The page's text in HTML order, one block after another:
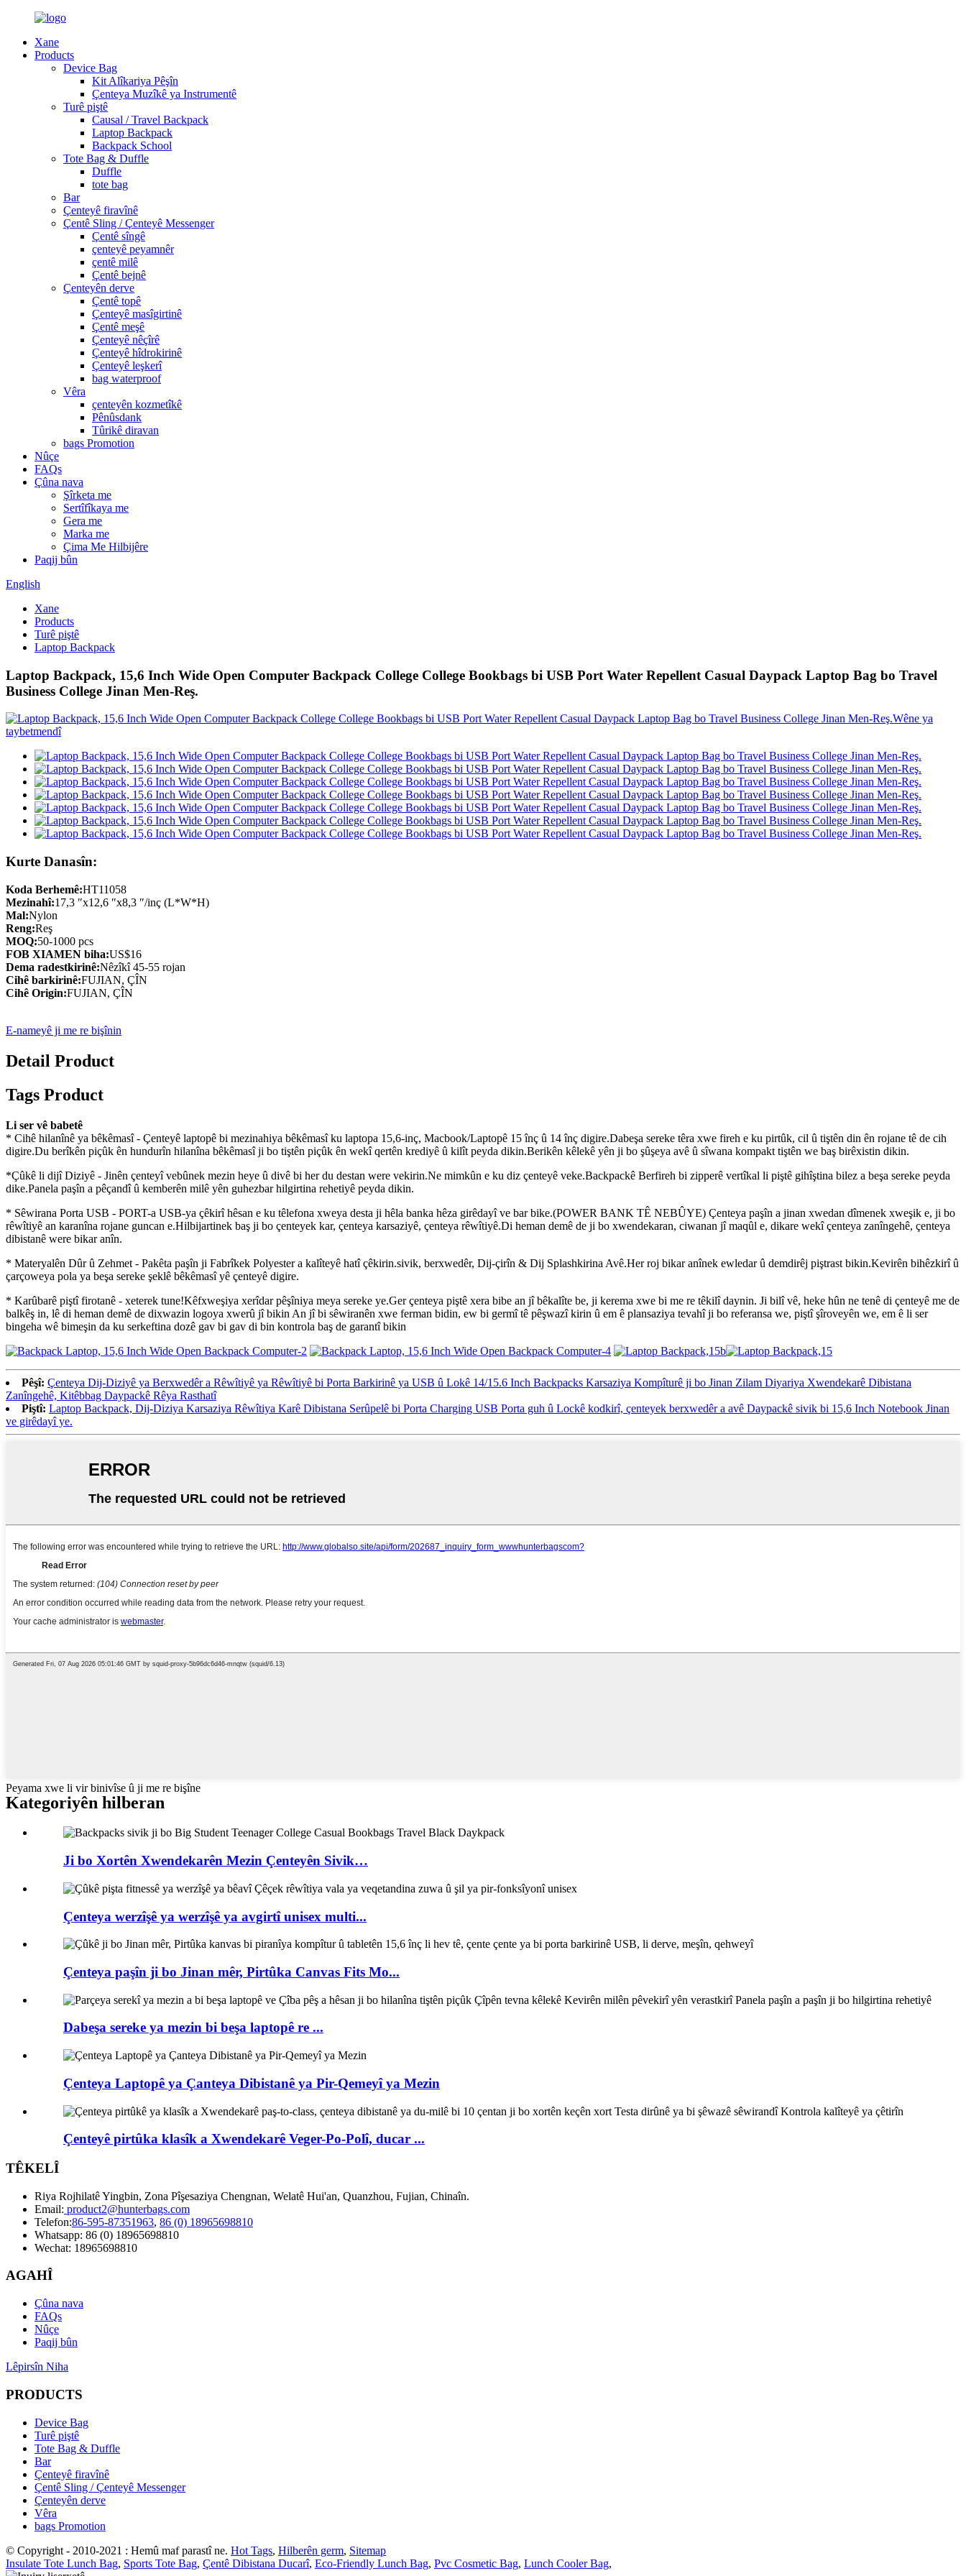
Xane
Products
Device Bag
Kit Alîkariya Pêşîn
Çenteya Muzîkê ya Instrumentê
Turê piştê
Causal / Travel Backpack
Laptop Backpack
Backpack School
Tote Bag & Duffle
Duffle
tote bag
Bar
Çenteyê firavînê
Çentê Sling / Çenteyê Messenger
Çentê sîngê
çenteyê peyamnêr
çentê milê
Çentê bejnê
Çenteyên derve
Çentê topê
Çenteyê masîgirtinê
Çentê meşê
Çenteyê nêçîrê
Çenteyê hîdrokirinê
Çenteyê leşkerî
bag waterproof
Vêra
çenteyên kozmetîkê
Pênûsdank
Tûrikê diravan
bags Promotion
Nûçe
FAQs
Çûna nava
Şîrketa me
Sertîfîkaya me
Gera me
Marka me
Çima Me Hilbijêre
Paqij bûn
English
Xane
Products
Turê piştê
Laptop Backpack
Laptop Backpack, 15,6 Inch Wide Open Computer Backpack College College Bookbags bi USB Port Water Repellent Casual Daypack Laptop Bag bo Travel
Business College Jinan Men-Reş.
Kurte Danasîn:
Koda Berhemê:HT11058
Mezinahî:17,3 ″x12,6 ″x8,3 ″/inç (L*W*H)
Mal:Nylon
Reng:Reş
MOQ:50-1000 pcs
FOB XIAMEN biha:US$16
Dema radestkirinê:Nêzîkî 45-55 rojan
Cihê barkirinê:FUJIAN, ÇÎN
Cihê Origin:FUJIAN, ÇÎN
E-nameyê ji me re bişînin
Detail Product
Tags Product
Li ser vê babetê
* Cihê hilanînê ya bêkêmasî - Çenteyê laptopê bi mezinahiya bêkêmasî ku laptopa 15,6-inç, Macbook/Laptopê 15 înç û 14 înç digire.Dabeşa sereke têra xwe fireh e ku pirtûk, cil û tiştên din ên rojane tê de cih
digire.Du berîkên piçûk ên hundurîn hilanîna bêkêmasî ji bo tiştên piçûk ên wekî qertên krediyê û kilît peyda dikin.Berikên kêlekê yên ji bo şûşeya avê û sîwana kompakt tiştên we baş birêxistin dikin.
*Çûkê li dijî Diziyê - Jinên çenteyî vebûnek mezin heye û divê bi her du destan were vekirin.Ne mimkûn e ku diz çenteyê veke.Backpackê Berfireh bi zipperê vertîkal li piştê gihîştina bilez a beşa sereke peyda
dike.Panela paşîn a pêçandî û kemberên milê yên guhezbar hilgirtina rehetiyê peyda dikin.
* Sêwirana Porta USB - PORT-a USB-ya çêkirî hêsan e ku têlefona xweya desta ji hêla banka hêza girêdayî ve bar bike.(POWER BANK TÊ NEBÛYE) Çenteya paşîn a jinan xwedan dîmenek xweşik e, ji bo
rêwîtiyê an karanîna rojane guncan e.Hilbijartinek baş ji bo çenteyek kar, çenteya karsaziyê, çenteya rêwîtiyê.Di heman demê de ji bo xwendekaran, ciwanan jî maqûl e, dikare wekî çenteya zanîngehê, çenteya
dibistanê were bikar anîn.
* Materyalên Dûr û Zehmet - Pakêta paşîn ji Fabrîkek Polyester a kalîteyê hatî çêkirin.sivik, berxwedêr, Dij-çirîn & Dij Splashkirina Avê.Her roj bikar anînek ewledar û demdirêj piştrast bikin.Kevirên bihêzkirî û
çarçoweya pola ya beşa sereke şeklê bêkêmasî yê çenteyê digire.
* Karûbarê piştî firotanê - xeterek tune!Kêfxweşiya xerîdar pêşîniya meya sereke ye.Ger çenteya piştê xera bibe an jî bêkalîte be, ji kerema xwe bi me re têkilî daynin. Ji bilî vê, heke hûn ne tenê di çenteyê me de
balkêş in, lê di heman demê de dixwazin logoya xwerû jî bikin An jî bi sêwiranên xwe ferman bidin, ew bi germî tê pêşwazî kirin û em ê plansaziya tevahî ji bo referansa we, piştî şîroveyên we, em ê li ser
bingeha wê bimeşin da ku serkeftina dozê gav bi gav di bin kontrola baş de garantî bikin
Pêşî: Çenteya Dij-Diziyê ya Berxwedêr a Rêwîtiyê ya Rêwîtiyê bi Porta Barkirinê ya USB û Lokê 14/15.6 Inch Backpacks Karsaziya Kompîturê ji bo Jinan Zilam Diyariya Xwendekarê Dibistana
Zanîngehê, Kitêbbag Daypackê Rêya Rasthatî
Piştî: Laptop Backpack, Dij-Diziya Karsaziya Rêwîtiya Karê Dibistana Serûpelê bi Porta Charging USB Porta guh û Lockê kodkirî, çenteyek berxwedêr a avê Daypackê sivik bi 15,6 Inch Notebook Jinan
ve girêdayî ye.
Peyama xwe li vir binivîse û ji me re bişîne
Kategoriyên hilberan
Ji bo Xortên Xwendekarên Mezin Çenteyên Sivik…
Çenteya werzîşê ya werzîşê ya avgirtî unisex multi...
Çenteya paşîn ji bo Jinan mêr, Pirtûka Canvas Fits Mo...
Dabeşa sereke ya mezin bi beşa laptopê re ...
Çenteya Laptopê ya Çanteya Dibistanê ya Pir-Qemeyî ya Mezin
Çenteyê pirtûka klasîk a Xwendekarê Veger-Po-Polî, ducar ...
TÊKELÎ
Riya Rojhilatê Yingbin, Zona Pîşesaziya Chengnan, Welatê Hui'an, Quanzhou, Fujian, Chinaîn.
Email: product2@hunterbags.com
Telefon:86-595-87351963, 86 (0) 18965698810
Whatsapp: 86 (0) 18965698810
Wechat: 18965698810
AGAHÎ
Çûna nava
FAQs
Nûçe
Paqij bûn
Lêpirsîn Niha
PRODUCTS
Device Bag
Turê piştê
Tote Bag & Duffle
Bar
Çenteyê firavînê
Çentê Sling / Çenteyê Messenger
Çenteyên derve
Vêra
bags Promotion
© Copyright - 2010-2021 : Hemû maf parastî ne. Hot Tags, Hilberên germ, Sitemap
Insulate Tote Lunch Bag, Sports Tote Bag, Çentê Dibistana Ducarî, Eco-Friendly Lunch Bag, Pvc Cosmetic Bag, Lunch Cooler Bag,